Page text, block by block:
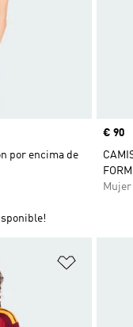
por encima de
Precio
€ 90
Añadir a